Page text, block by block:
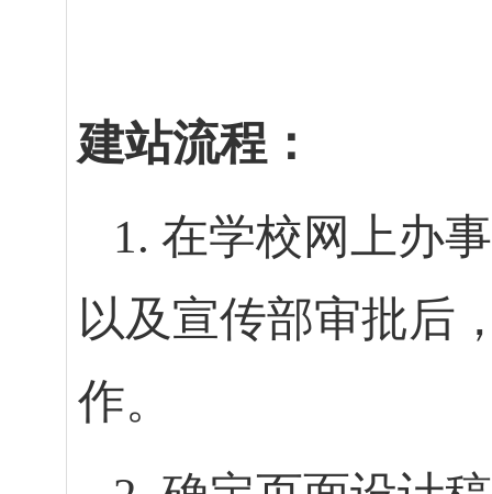
建站流程：
1. 在学校网上办
以及宣传部审批后
作。